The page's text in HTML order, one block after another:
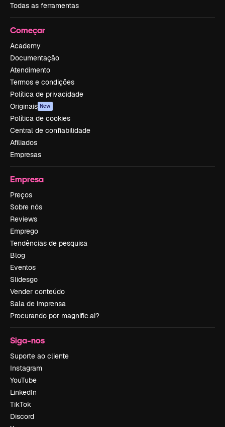
Todas as ferramentas
Começar
Academy
Documentação
Atendimento
Termos e condições
Política de privacidade
Originais New
Política de cookies
Central de confiabilidade
Afiliados
Empresas
Empresa
Preços
Sobre nós
Reviews
Emprego
Tendências de pesquisa
Blog
Eventos
Slidesgo
Vender conteúdo
Sala de imprensa
Procurando por magnific.ai?
Siga-nos
Suporte ao cliente
Instagram
YouTube
LinkedIn
TikTok
Discord